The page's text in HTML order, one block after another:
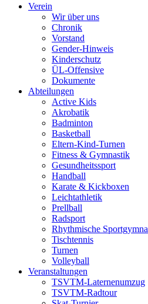
Verein
Wir über uns
Chronik
Vorstand
Gender-Hinweis
Kinderschutz
ÜL-Offensive
Dokumente
Abteilungen
Active Kids
Akrobatik
Badminton
Basketball
Eltern-Kind-Turnen
Fitness & Gymnastik
Gesundheitssport
Handball
Karate & Kickboxen
Leichtathletik
Prellball
Radsport
Rhythmische
Tischtennis
Turnen
Volleyball
Veranstaltungen
TSVTM-Laternenumzug
TSVTM-Radtour